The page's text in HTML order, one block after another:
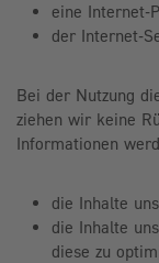
eine Internet-
der Internet-
Bei der Nutzung
ziehen wir keine
Informationen
die Inhalte
die Inhalte
diese zu